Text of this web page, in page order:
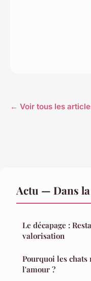
← Voir tous les
Actu — Dans
Le décapage :
valorisation
Pourquoi les
l'amour ?